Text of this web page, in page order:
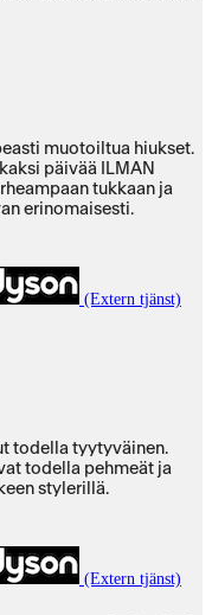
muotoiltua hiukset.
päivää ILMAN
tukkaan ja
erinomaisesti.
(Extern tjänst)
todella tyytyväinen.
todella pehmeät ja
stylerillä.
(Extern tjänst)